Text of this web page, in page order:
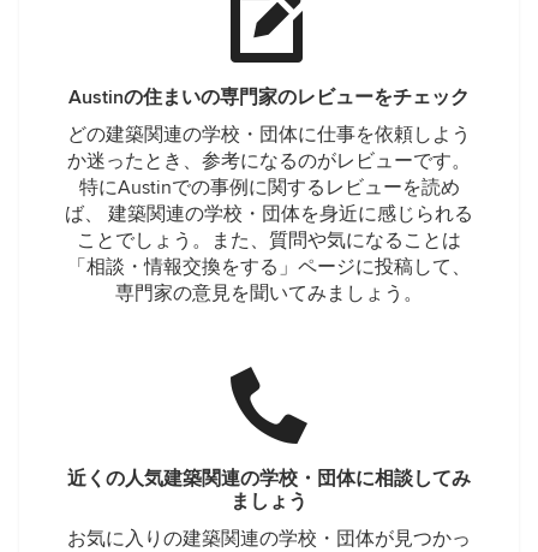
Austinの住まいの専門家のレビューをチェック
どの建築関連の学校・団体に仕事を依頼しよう
か迷ったとき、参考になるのがレビューです。
特にAustinでの事例に関するレビューを読め
ば、 建築関連の学校・団体を身近に感じられる
ことでしょう。また、質問や気になることは
「相談・情報交換をする」ページに投稿して、
専門家の意見を聞いてみましょう。
近くの人気建築関連の学校・団体に相談してみ
ましょう
お気に入りの建築関連の学校・団体が見つかっ